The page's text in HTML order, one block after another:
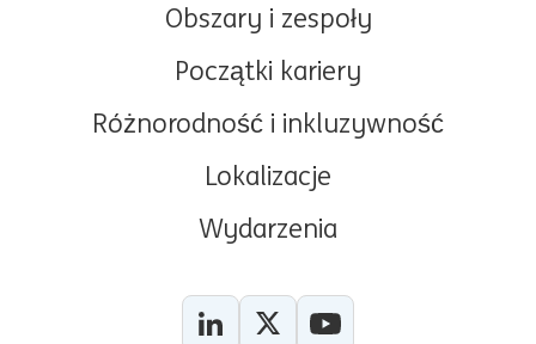
Obszary i zespoły
Początki kariery
Różnorodność i inkluzywność
Lokalizacje
Wydarzenia
LinkedIn
X YouTube